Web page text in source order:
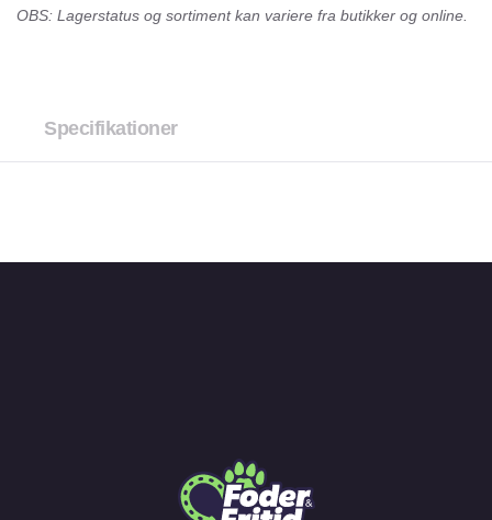
OBS: Lagerstatus og sortiment kan variere fra butikker og online.
Specifikationer